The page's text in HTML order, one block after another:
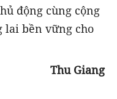
động cùng cộng
lai bền vững cho
Thu Giang